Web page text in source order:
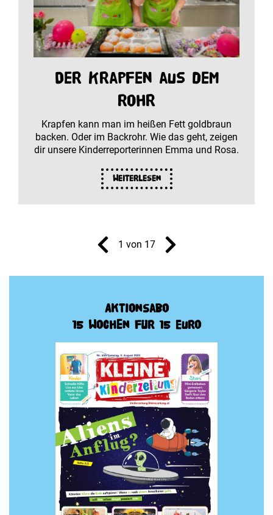
Der Krapfen aus dem
Rohr
Krapfen kann man im heißen Fett goldbraun
backen. Oder im Backrohr. Wie das geht, zeigen
dir unsere Kinderreporterinnen Emma und Rosa.
Weiterlesen
1 von 17
Aktionsabo
15 Wochen für 15 Euro